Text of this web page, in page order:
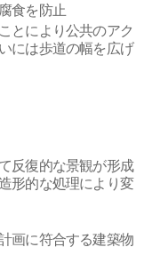
食を防止
とにより公共のアク
には歩道の幅を広げ
反復的な景観が形成
形的な処理により変
画に符合する建築物